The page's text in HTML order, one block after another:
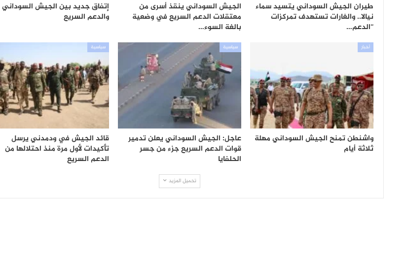
طيران الجيش السوداني يتسيد سماء
نيالا.. والغارات تستهدف تمركزات
“الدعم…
الجيش السوداني ينقذ أسرى من
معتقلات الدعم السريع في وضعية
بالغة السوء…
إتفاق جديد بين الجيش السوداني
والدعم السريع
أخبار
واشنطن تمنح الجيش السوداني مهلة
ثلاثة أيام
سياسية
عاجل: الجيش السوداني يعلن تدمير
قوات الدعم السريع جزء من جسر
الحلفايا
سياسية
قائد الجيش في ودمدني يرسل
تأكيدات لأول مرة منذ احتلالها من
الدعم السريع
تحميل المزيد